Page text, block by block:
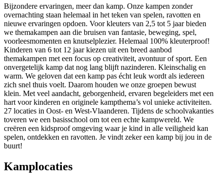
Bijzondere ervaringen, meer dan kamp. Onze kampen zonder
overnachting staan helemaal in het teken van spelen, ravotten en
nieuwe ervaringen opdoen. Voor kleuters van 2,5 tot 5 jaar bieden
we themakampen aan die bruisen van fantasie, beweging, spel,
voorleesmomenten en knutselplezier. Helemaal 100% kleuterproof!
Kinderen van 6 tot 12 jaar kiezen uit een breed aanbod
themakampen met een focus op creativiteit, avontuur of sport. Een
onvergetelijk kamp dat nog lang blijft nazinderen. Kleinschalig en
warm. We geloven dat een kamp pas écht leuk wordt als iedereen
zich snel thuis voelt. Daarom houden we onze groepen bewust
klein. Met veel aandacht, geborgenheid, ervaren begeleiders met een
hart voor kinderen en originele kampthema’s vol unieke activiteiten.
27 locaties in Oost- en West-Vlaanderen. Tijdens de schoolvakanties
toveren we een basisschool om tot een echte kampwereld. We
creëren een kidsproof omgeving waar je kind in alle veiligheid kan
spelen, ontdekken en ravotten. Je vindt zeker een kamp bij jou in de
buurt!
Kamplocaties